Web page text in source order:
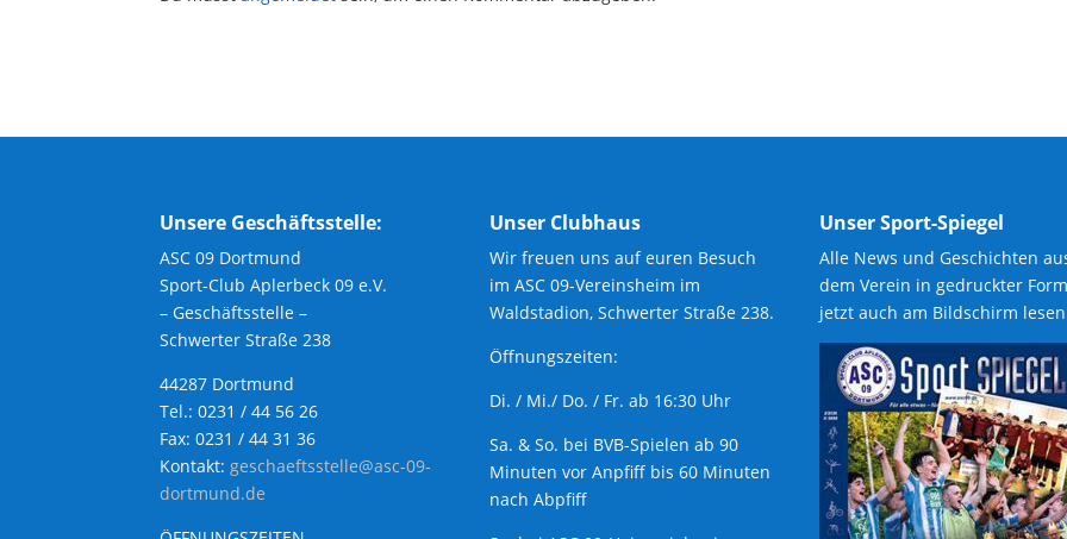
Unsere Geschäftsstelle:
ASC 09 Dortmund
Sport-Club Aplerbeck 09 e.V.
– Geschäftsstelle –
Schwerter Straße 238
44287 Dortmund
Tel.: 0231 / 44 56 26
Fax: 0231 / 44 31 36
Kontakt:geschaeftsstelle@asc-09-
dortmund.de
Unser Clubhaus
Wir freuen uns auf euren Besuch
im ASC 09-Vereinsheim im
Waldstadion, Schwerter Straße 238.
Öffnungszeiten:
Di. / Mi./ Do. / Fr. ab 16:30 Uhr
Sa. & So. bei BVB-Spielen ab 90
Minuten vor Anpfiff bis 60 Minuten
nach Abpfiff
Unser Sport-Spiegel
Alle News und Geschichten
dem Verein in gedruckter
jetzt auch am Bildschirm